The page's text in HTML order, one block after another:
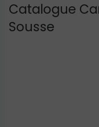
Catalogue
Sousse